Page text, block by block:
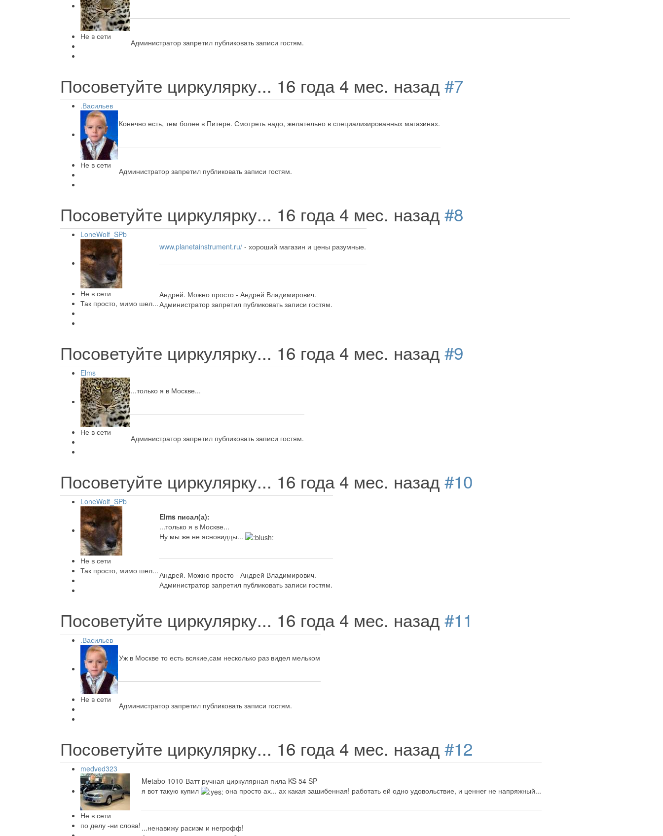
Не в сети
Администратор запретил публиковать записи гостям.
Посоветуйте циркулярку... 16 года 4 мес. назад #7
.Васильев
Не в сети
Конечно есть, тем более в Питере. Смотреть надо, желательно в специализированных магазинах.
Администратор запретил публиковать записи гостям.
Посоветуйте циркулярку... 16 года 4 мес. назад #8
LoneWolf_SPb
Не в сети
Так просто, мимо шел...
www.planetainstrument.ru/ - хороший магазин и цены разумные.
Андрей. Можно просто - Андрей Владимирович.
Администратор запретил публиковать записи гостям.
Посоветуйте циркулярку... 16 года 4 мес. назад #9
Elms
Не в сети
...только я в Москве...
Администратор запретил публиковать записи гостям.
Посоветуйте циркулярку... 16 года 4 мес. назад #10
LoneWolf_SPb
Не в сети
Так просто, мимо шел...
Elms писал(а):
...только я в Москве...
Ну мы же не ясновидцы...
Андрей. Можно просто - Андрей Владимирович.
Администратор запретил публиковать записи гостям.
Посоветуйте циркулярку... 16 года 4 мес. назад #11
.Васильев
Не в сети
Уж в Москве то есть всякие,сам несколько раз видел мельком
Администратор запретил публиковать записи гостям.
Посоветуйте циркулярку... 16 года 4 мес. назад #12
medved323
Не в сети
по делу -ни слова!
Metabo 1010-Ватт ручная циркулярная пила KS 54 SP
я вот такую купил
она просто ах... ах какая зашибенная! работать ей одно удовольствие, и ценнег не напряжный...
...ненавижу расизм и негрофф!